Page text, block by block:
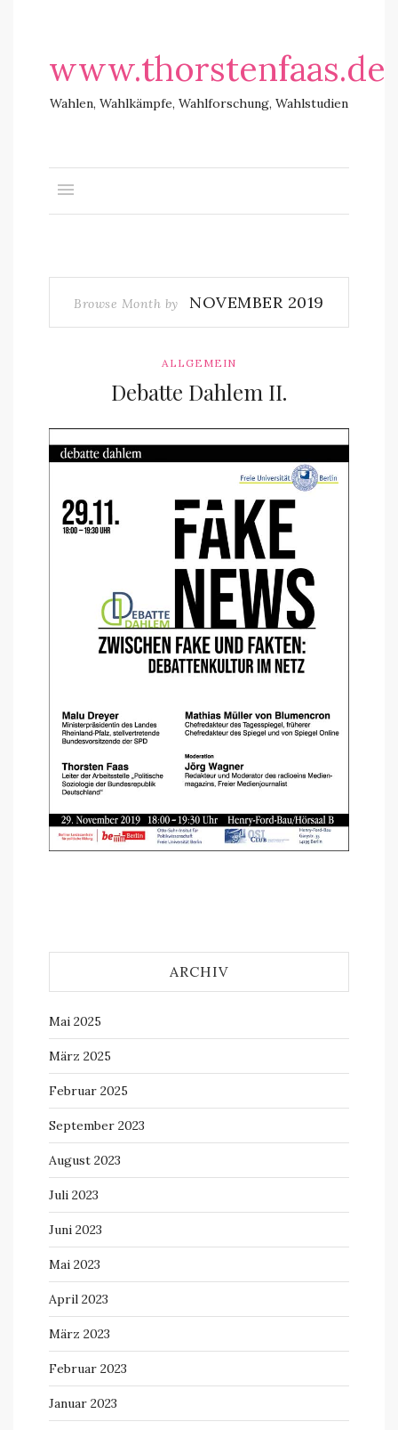
www.thorstenfaas.de
Wahlen, Wahlkämpfe, Wahlforschung, Wahlstudien
Browse Month by NOVEMBER 2019
ALLGEMEIN
Debatte Dahlem II.
ARCHIV
Mai 2025
März 2025
Februar 2025
September 2023
August 2023
Juli 2023
Juni 2023
Mai 2023
April 2023
März 2023
Februar 2023
Januar 2023